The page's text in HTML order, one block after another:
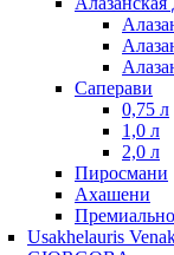
Саперави
0,75 л
1,0 л
2,0 л
Пиросмани
Ахашени
Usakhelauris